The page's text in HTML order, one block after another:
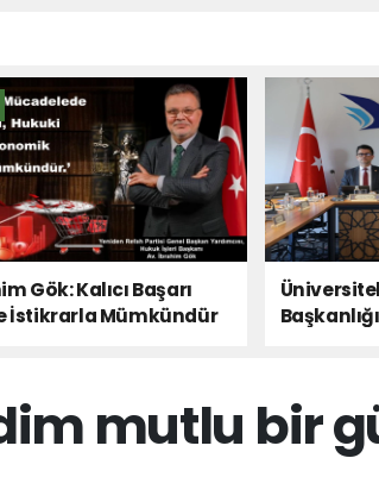
Gök: Kalıcı Başarı
İstikrarla Mümkündür
mutlu bir